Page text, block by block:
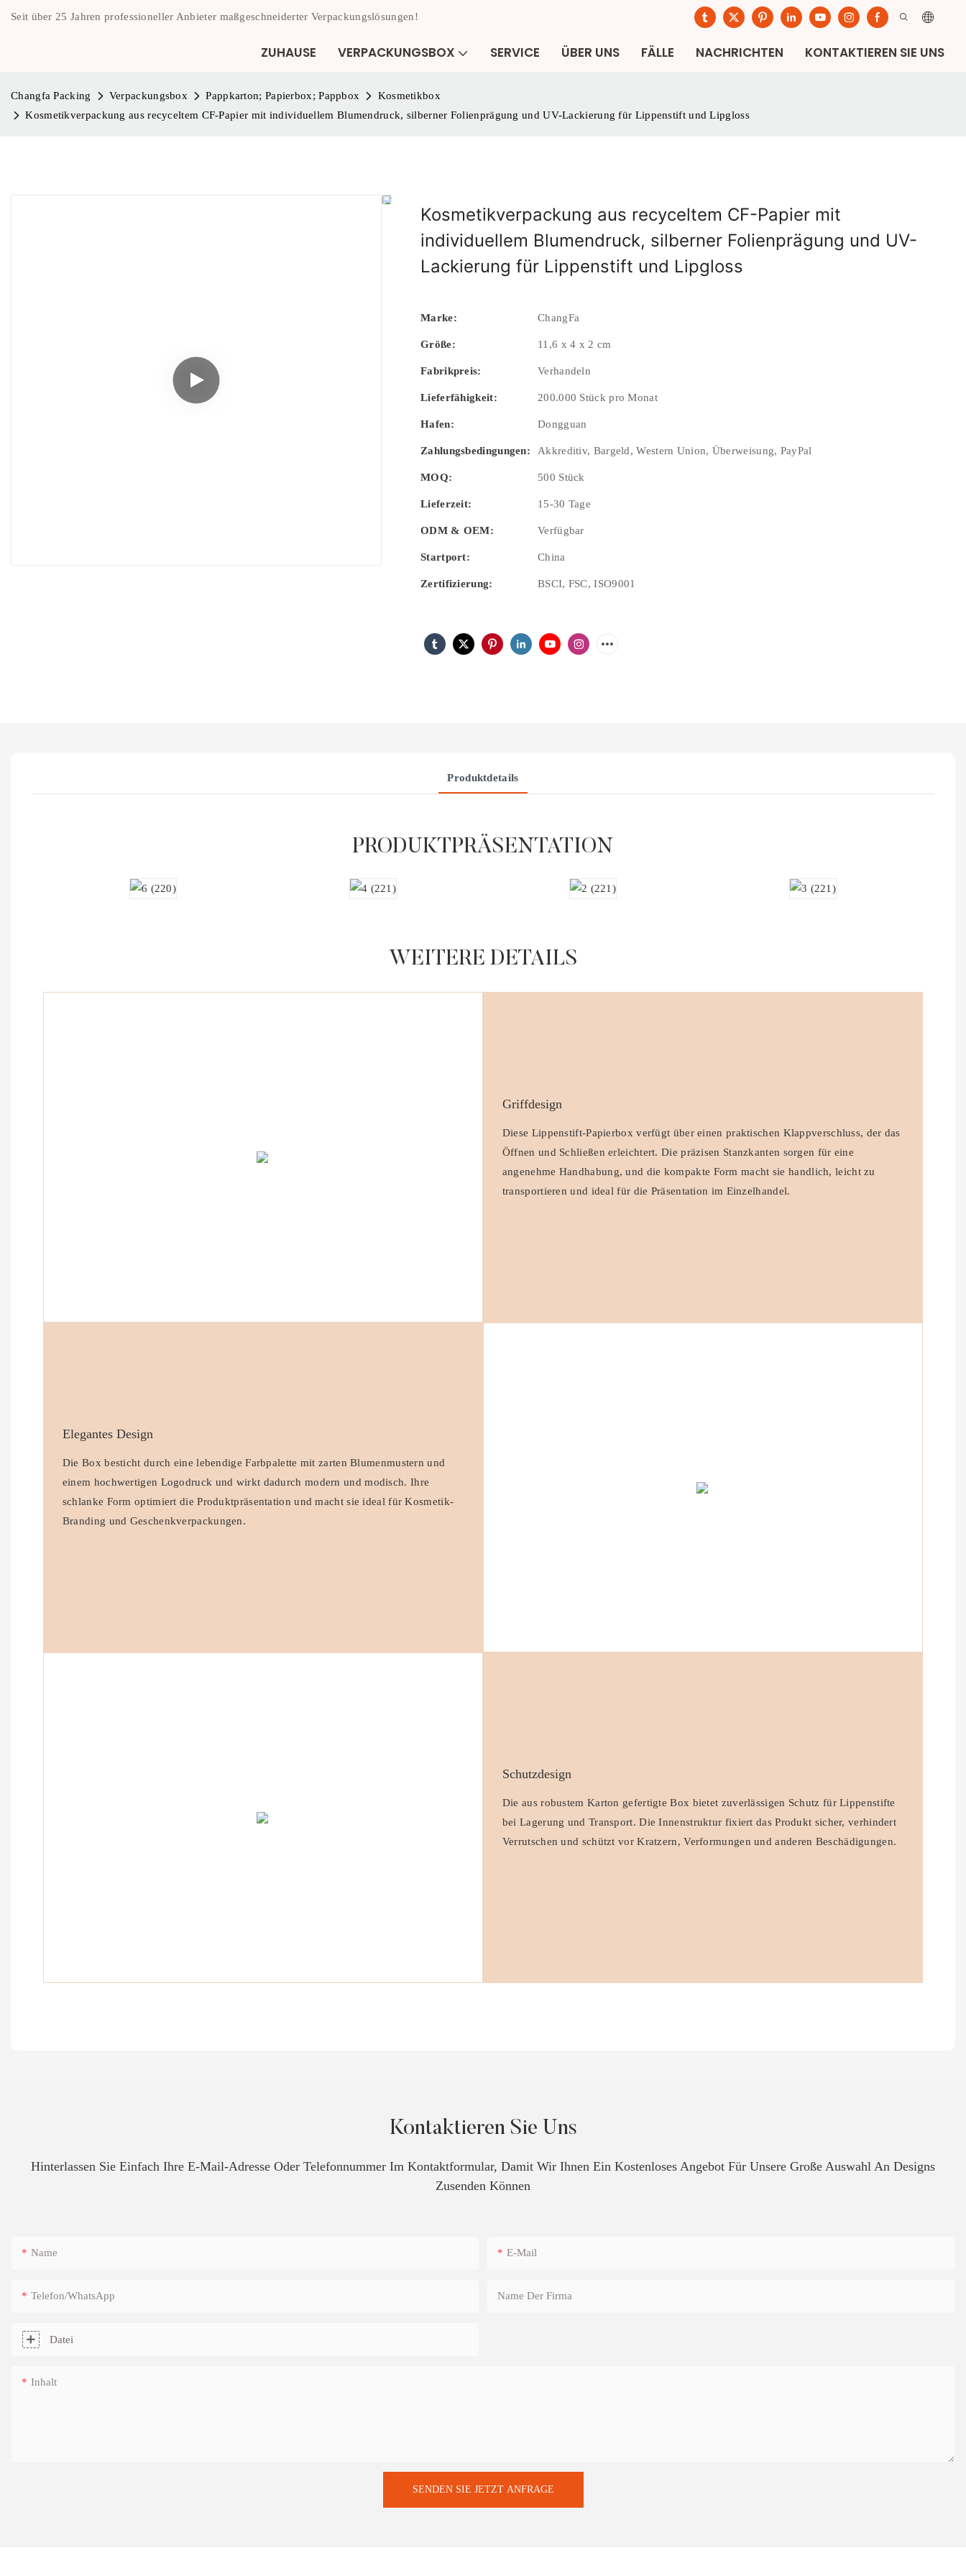
Seit über 25 Jahren professioneller Anbieter maßgeschneiderter Verpackungslösungen!
ZUHAUSE VERPACKUNGSBOX SERVICE ÜBER UNS FÄLLE NACHRICHTEN KONTAKTIEREN SIE UNS
Changfa Packing Verpackungsbox Pappkarton; Papierbox; Pappbox
Kosmetikbox
Kosmetikverpackung aus recyceltem CF-Papier mit individuellem Blumendruck, silberner Folienprägung und UV-Lackierung für Lippenstift und Lipgloss
Kosmetikverpackung aus recyceltem CF-Papier mit
individuellem Blumendruck, silberner Folienprägung und UV-
Lackierung für Lippenstift und Lipgloss
Marke: ChangFa
Größe: 11,6 x 4 x 2 cm
Fabrikpreis: Verhandeln
Lieferfähigkeit: 200.000 Stück pro Monat
Hafen: Dongguan
Zahlungsbedingungen: Akkreditiv, Bargeld, Western Union, Überweisung, PayPal
MOQ: 500 Stück
Lieferzeit: 15-30 Tage
ODM & OEM: Verfügbar
Startport: China
Zertifizierung: BSCI, FSC, ISO9001
Produktdetails
PRODUKTPRÄSENTATION
WEITERE DETAILS
Griffdesign
Diese Lippenstift-Papierbox verfügt über einen praktischen Klappverschluss, der das
Öffnen und Schließen erleichtert. Die präzisen Stanzkanten sorgen für eine
angenehme Handhabung, und die kompakte Form macht sie handlich, leicht zu
transportieren und ideal für die Präsentation im Einzelhandel.
Elegantes Design
Die Box besticht durch eine lebendige Farbpalette mit zarten Blumenmustern und
einem hochwertigen Logodruck und wirkt dadurch modern und modisch. Ihre
schlanke Form optimiert die Produktpräsentation und macht sie ideal für Kosmetik-
Branding und Geschenkverpackungen.
Schutzdesign
Die aus robustem Karton gefertigte Box bietet zuverlässigen Schutz für Lippenstifte
bei Lagerung und Transport. Die Innenstruktur fixiert das Produkt sicher, verhindert
Verrutschen und schützt vor Kratzern, Verformungen und anderen Beschädigungen.
Kontaktieren Sie Uns
Hinterlassen Sie Einfach Ihre E-Mail-Adresse Oder Telefonnummer Im Kontaktformular, Damit Wir Ihnen Ein Kostenloses Angebot Für Unsere Große Auswahl An Designs
Zusenden Können
Name E-Mail
Telefon/WhatsApp Name Der Firma
Datei
Inhalt
SENDEN SIE JETZT ANFRAGE